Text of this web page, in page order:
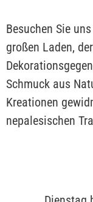
Besuchen Sie
großen Laden,
Schmuck aus
Kreationen
nepalesischen